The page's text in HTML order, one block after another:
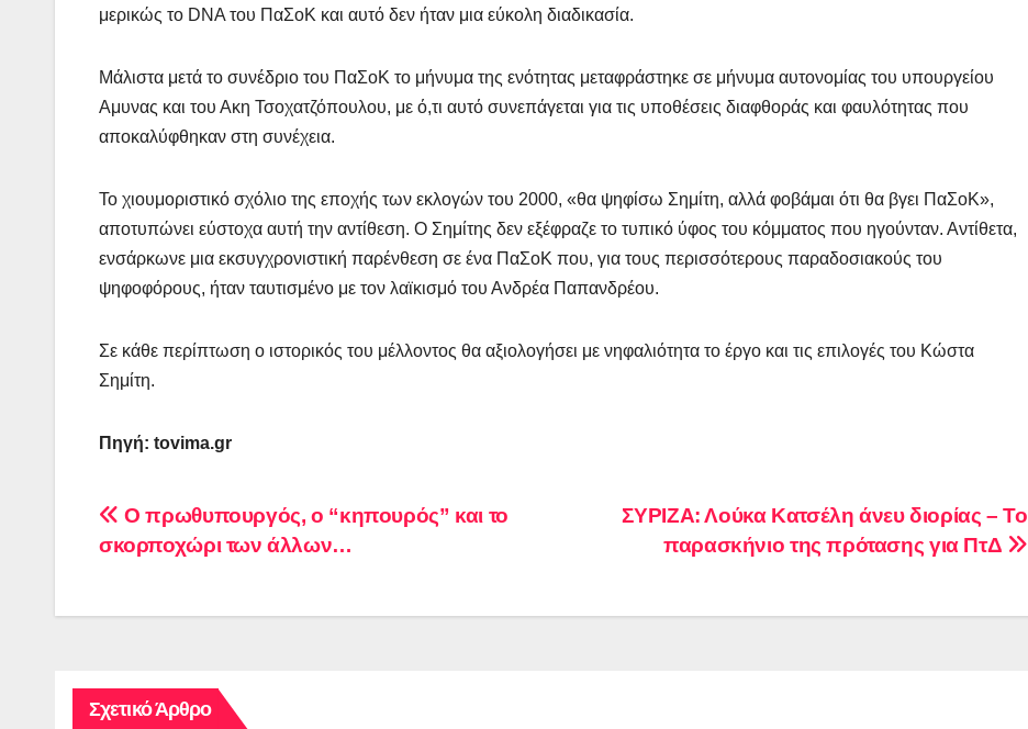
μερικώς το DNA του ΠαΣοΚ και αυτό δεν ήταν μια εύκολη διαδικασία.
Μάλιστα μετά το συνέδριο του ΠαΣοΚ το μήνυμα της ενότητας μεταφράστηκε σε μήνυμα αυτονομίας του υπουργείου
Αμυνας και του Ακη Τσοχατζόπουλου, με ό,τι αυτό συνεπάγεται για τις υποθέσεις διαφθοράς και φαυλότητας που
αποκαλύφθηκαν στη συνέχεια.
Το χιουμοριστικό σχόλιο της εποχής των εκλογών του 2000, «θα ψηφίσω Σημίτη, αλλά φοβάμαι ότι θα βγει ΠαΣοΚ»,
αποτυπώνει εύστοχα αυτή την αντίθεση. Ο Σημίτης δεν εξέφραζε το τυπικό ύφος του κόμματος που ηγούνταν. Αντίθετα,
ενσάρκωνε μια εκσυγχρονιστική παρένθεση σε ένα ΠαΣοΚ που, για τους περισσότερους παραδοσιακούς του
ψηφοφόρους, ήταν ταυτισμένο με τον λαϊκισμό του Ανδρέα Παπανδρέου.
Σε κάθε περίπτωση ο ιστορικός του μέλλοντος θα αξιολογήσει με νηφαλιότητα το έργο και τις επιλογές του Κώστα
Σημίτη.
Πηγή: tovima.gr
Πλοήγηση
άρθρων
ΣΥΡΙΖΑ: Λούκα Κατσέλη άνευ διορίας – Το
παρασκήνιο της πρότασης για ΠτΔ
O πρωθυπουργός, ο “κηπουρός” και το
σκορποχώρι των άλλων…
Σχετικό Άρθρο